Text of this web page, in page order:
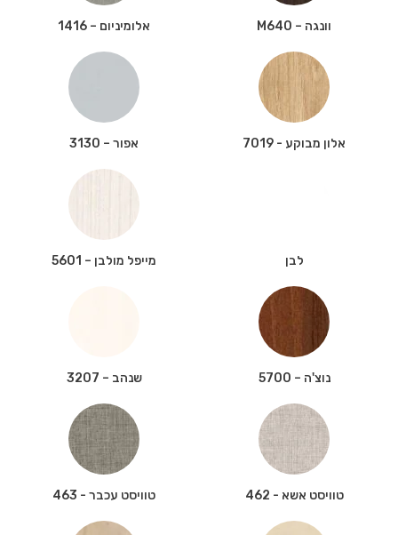
וונגה – M640 אלומיניום – 1416
אלון מבוקע - 7019 אפור – 3130
לבן מייפל מולבן – 5601
נוצ'ה – 5700 שנהב – 3207
טוויסט אשא - 462 טוויסט עכבר - 463